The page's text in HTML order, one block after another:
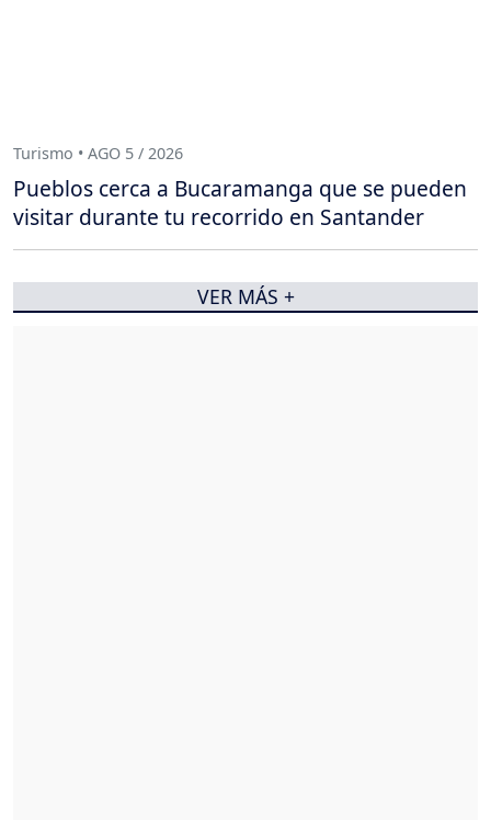
Turismo • AGO 5 / 2026
Pueblos cerca a Bucaramanga que se pueden
visitar durante tu recorrido en Santander
VER MÁS +